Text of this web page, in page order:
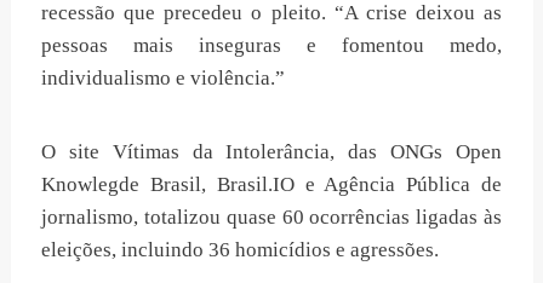
recessão que precedeu o pleito. “A crise deixou as
pessoas mais inseguras e fomentou medo,
individualismo e violência.”
O site Vítimas da Intolerância, das ONGs Open
Knowlegde Brasil, Brasil.IO e Agência Pública de
jornalismo, totalizou quase 60 ocorrências ligadas às
eleições, incluindo 36 homicídios e agressões.